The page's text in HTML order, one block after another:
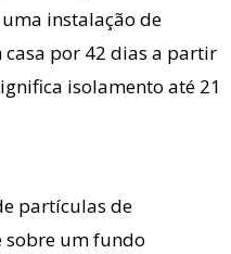
instalação de
por 42 dias a partir
isolamento até 21
partículas de
sobre um fundo